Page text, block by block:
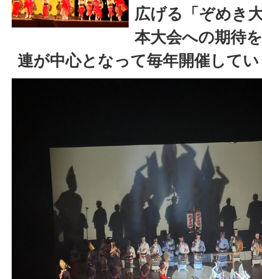
広げる「ぞめき
本大会への期待
連が中心となって毎年開催して